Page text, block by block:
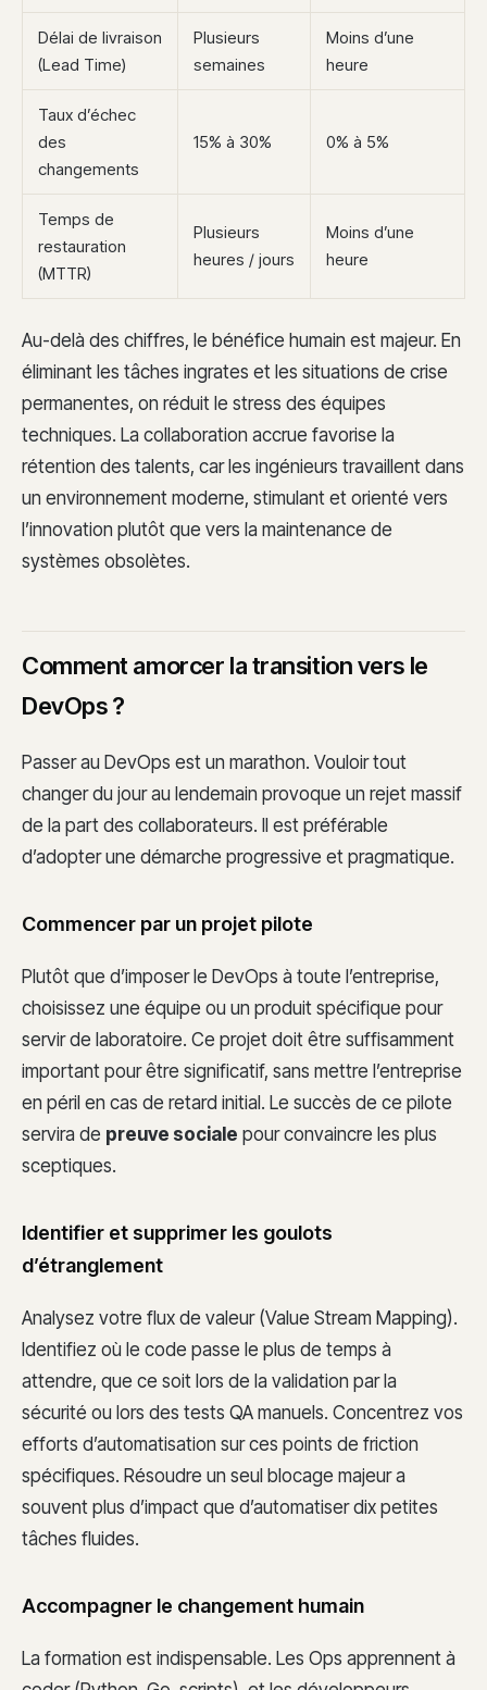
Délai de livraison
(Lead Time)
Plusieurs
semaines
Moins d’une
heure
Taux d’échec
des
changements
15% à 30% 0% à 5%
Temps de
restauration
(MTTR)
Plusieurs
heures / jours
Moins d’une
heure
Au-delà des chiffres, le bénéfice humain est majeur. En
éliminant les tâches ingrates et les situations de crise
permanentes, on réduit le stress des équipes
techniques. La collaboration accrue favorise la
rétention des talents, car les ingénieurs travaillent dans
un environnement moderne, stimulant et orienté vers
l’innovation plutôt que vers la maintenance de
systèmes obsolètes.
Comment amorcer la transition vers le
DevOps ?
Passer au DevOps est un marathon. Vouloir tout
changer du jour au lendemain provoque un rejet massif
de la part des collaborateurs. Il est préférable
d’adopter une démarche progressive et pragmatique.
Commencer par un projet pilote
Plutôt que d’imposer le DevOps à toute l’entreprise,
choisissez une équipe ou un produit spécifique pour
servir de laboratoire. Ce projet doit être suffisamment
important pour être significatif, sans mettre l’entreprise
en péril en cas de retard initial. Le succès de ce pilote
servira de preuve sociale pour convaincre les plus
sceptiques.
Identifier et supprimer les goulots
d’étranglement
Analysez votre flux de valeur (Value Stream Mapping).
Identifiez où le code passe le plus de temps à
attendre, que ce soit lors de la validation par la
sécurité ou lors des tests QA manuels. Concentrez vos
efforts d’automatisation sur ces points de friction
spécifiques. Résoudre un seul blocage majeur a
souvent plus d’impact que d’automatiser dix petites
tâches fluides.
Accompagner le changement humain
La formation est indispensable. Les Ops apprennent à